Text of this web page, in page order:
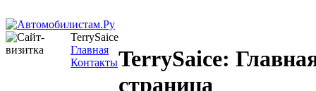
TerrySaice
Главная
КонтактыTerrySaice:
страница